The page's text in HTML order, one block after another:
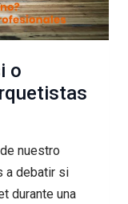
o
nuestro
a debatir si
durante una